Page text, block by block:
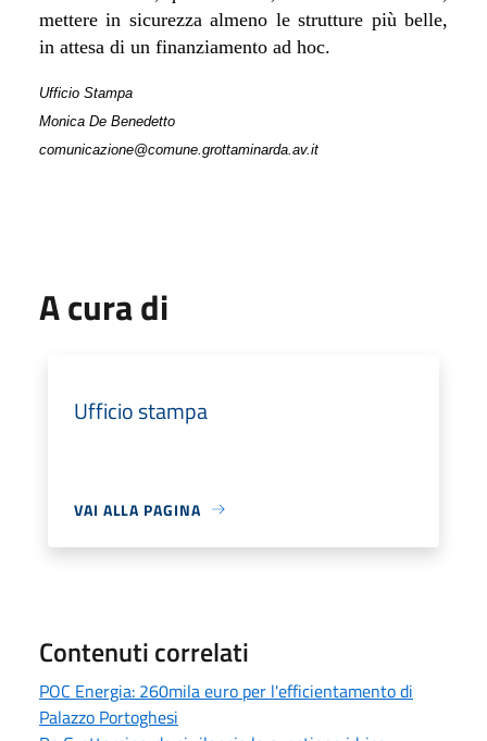
mettere in sicurezza almeno le strutture più belle,
in attesa di un finanziamento ad hoc.
Ufficio Stampa
Monica De Benedetto
comunicazione@comune.grottaminarda.av.it
A cura di
Ufficio stampa
VAI ALLA PAGINA
Contenuti correlati
POC Energia: 260mila euro per l'efficientamento di
Palazzo Portoghesi